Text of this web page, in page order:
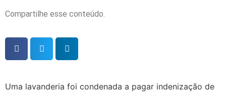
Compartilhe esse conteúdo.
Uma lavanderia foi condenada a pagar indenização de